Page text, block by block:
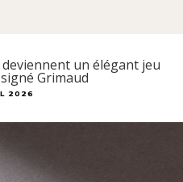
deviennent un élégant jeu
Grimaud
2026